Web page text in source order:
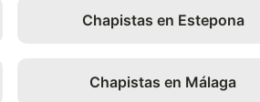
Chapistas en Estepona
Chapistas en Málaga